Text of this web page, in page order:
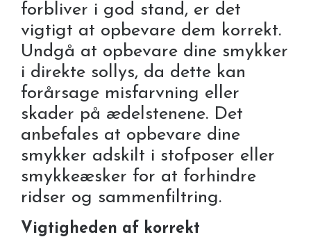
forbliver i god stand, er det
vigtigt at opbevare dem korrekt.
Undgå at opbevare dine smykker
i direkte sollys, da dette kan
forårsage misfarvning eller
skader på ædelstenene. Det
anbefales at opbevare dine
smykker adskilt i stofposer eller
smykkeæsker for at forhindre
ridser og sammenfiltring.
Vigtigheden af korrekt